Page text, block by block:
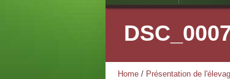
Home / Présentation de